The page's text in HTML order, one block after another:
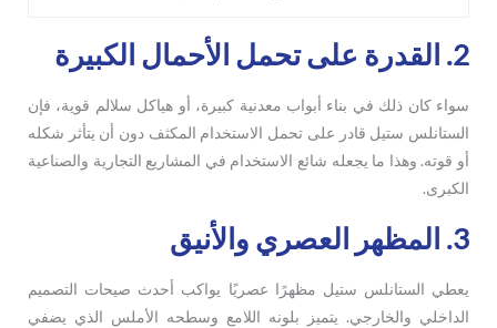
2. القدرة على تحمل الأحمال الكبيرة
سواء كان ذلك في بناء أبواب معدنية كبيرة، أو هياكل سلالم قوية، فإن
الستانلس ستيل قادر على تحمل الاستخدام المكثف دون أن يتأثر شكله
أو قوته. وهذا ما يجعله شائع الاستخدام في المشاريع التجارية والصناعية
الكبرى.
3. المظهر العصري والأنيق
يعطي الستانلس ستيل مظهرًا عصريًا يواكب أحدث صيحات التصميم
الداخلي والخارجي. يتميز بلونه اللامع وسطحه الأملس الذي يضفي